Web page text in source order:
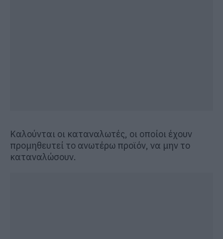
Καλούνται οι καταναλωτές, οι οποίοι έχουν
προμηθευτεί το ανωτέρω προϊόν, να μην το
καταναλώσουν.